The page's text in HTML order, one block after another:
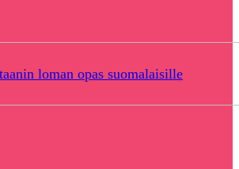
loman opas suomalaisille